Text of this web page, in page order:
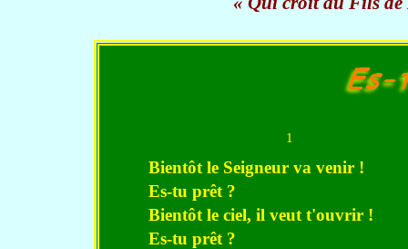
1
Bientôt le Seigneur va venir !
Es-tu prêt ?
Bientôt le ciel, il veut t'ouvrir !
Es-tu prêt ?